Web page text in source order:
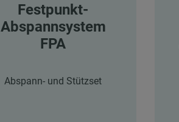
Festpunkt-
Abspannsystem
FPA
Abspann- und Stützset